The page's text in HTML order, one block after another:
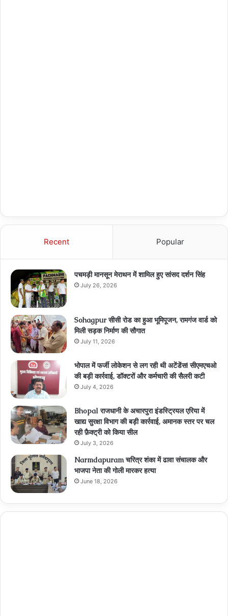
Recent Popular
पचमड़ी मानसून मेराथन में शामिल हुए सांसद दर्शन सिंह
July 26, 2026
Sohagpur सीसी रोड का हुआ भूमिपूजन, रामगंज वार्ड को
मिली सड़क निर्माण की सौगात
July 11, 2026
भोपाल में फर्जी लोकेशन से लग रही थी अटेंडेंस! सीएमएचओ
की बड़ी कार्रवाई, डॉक्टरों और कर्मचारी की सैलरी कटी
July 4, 2026
Bhopal राजधानी के अचारपुरा इंडस्ट्रियल एरिया में
खाद्य सुरक्षा विभाग की बड़ी कार्रवाई, अमानक स्तर पर चल
रही फ़ैक्ट्री को किया सील
July 3, 2026
Narmdapuram चरित्र शंका में ढावा संचालक और
भाजपा नेता की गोली मारकर हत्या
June 18, 2026